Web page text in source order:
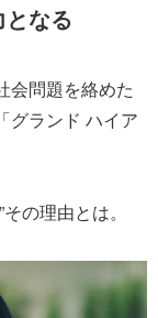
なる
会問題を絡めた
グランド ハイア
の理由とは。